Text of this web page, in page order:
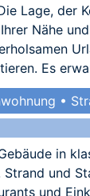
Lage, der
Nähe
Es
•
in
und
und